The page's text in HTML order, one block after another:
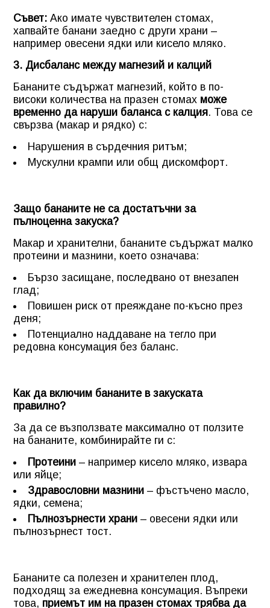
Съвет: Ако имате чувствителен стомах,
хапвайте банани заедно с други храни –
например овесени ядки или кисело мляко.
3. Дисбаланс между магнезий и калций
Бананите съдържат магнезий, който в по-
високи количества на празен стомах може
временно да наруши баланса с калция. Това се
свързва (макар и рядко) с:
Нарушения в сърдечния ритъм;
Мускулни крампи или общ дискомфорт.
Защо бананите не са достатъчни за
пълноценна закуска?
Макар и хранителни, бананите съдържат малко
протеини и мазнини, което означава:
Бързо засищане, последвано от внезапен
глад;
Повишен риск от преяждане по-късно през
деня;
Потенциално наддаване на тегло при
редовна консумация без баланс.
Как да включим бананите в закуската
правилно?
За да се възползвате максимално от ползите
на бананите, комбинирайте ги с:
Протеини– например кисело мляко, извара
или яйце;
Здравословни мазнини– фъстъчено масло,
ядки, семена;
Пълнозърнести храни– овесени ядки или
пълнозърнест тост.
Бананите са полезен и хранителен плод,
подходящ за ежедневна консумация. Въпреки
това, приемът им на празен стомах трябва да